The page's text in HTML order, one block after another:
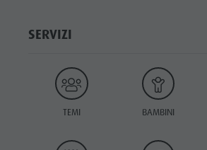
SERVIZI
TEMI BAMBINI